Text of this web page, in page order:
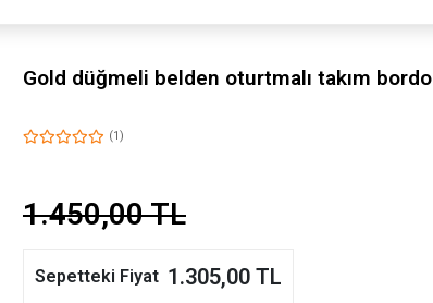
Gold düğmeli belden oturtmalı takım bordo
(1)
1.450,00 TL
Sepetteki Fiyat 1.305,00 TL